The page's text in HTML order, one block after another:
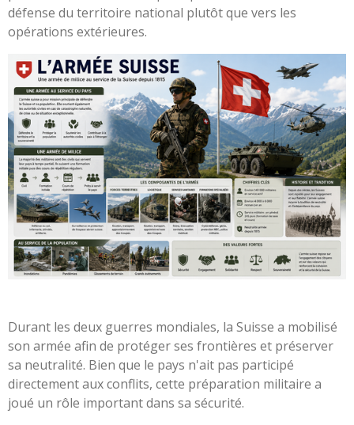
défense du territoire national plutôt que vers les
opérations extérieures.
Durant les deux guerres mondiales, la Suisse a mobilisé
son armée afin de protéger ses frontières et préserver
sa neutralité. Bien que le pays n'ait pas participé
directement aux conflits, cette préparation militaire a
joué un rôle important dans sa sécurité.